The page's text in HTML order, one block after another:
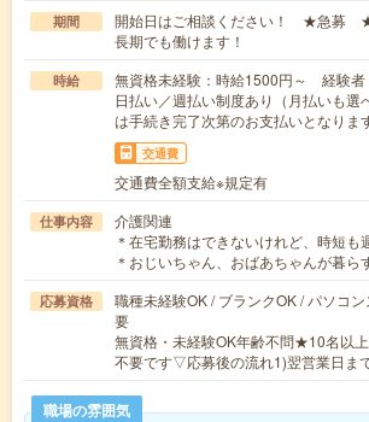
期間
開始日はご相談ください！ ★急募 ★
長期でも働けます！
時給
無資格未経験：時給1500円～ 経験
日払い／週払い制度あり（月払いも選
は手続き完了次第のお支払いとなります
交通費
交通費全額支給※規定有
仕事内容
介護関連
＊在宅勤務はできないけれど、時短も
＊おじいちゃん、おばあちゃんが暮
応募資格
職種未経験OK / ブランクOK / パソコ
要
無資格・未経験OK年齢不問★10名以
不要です▽応募後の流れ1)翌営業日ま
職場の雰囲気